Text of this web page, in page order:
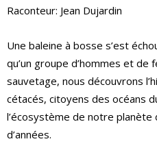
Raconteur: Jean Dujardin
Une baleine à bosse s’est
qu’un groupe d’hommes et de
sauvetage, nous découvrons
cétacés, citoyens des océans
l’écosystème de notre planète
d’années.